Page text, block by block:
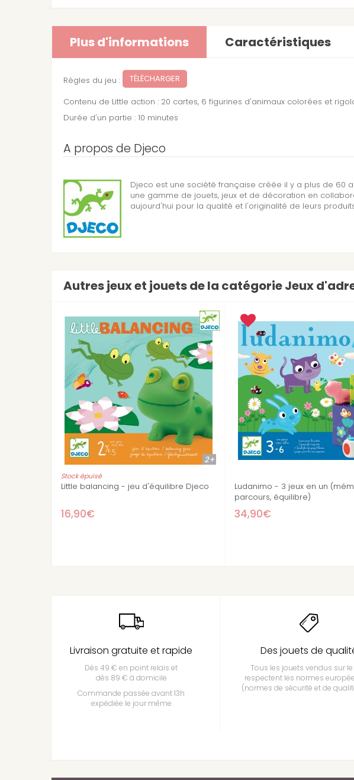
Plus d'informations Caractéristiques
Règles du jeu : TÉLÉCHARGER
Contenu de Little action : 20 cartes, 6 figurines d'animaux colorées et
Durée d'un partie : 10 minutes
A propos de Djeco
Djeco est une société française créée il y a plus de 60
une gamme de jouets, jeux et de décoration en
aujourd'hui pour la qualité et l'originalité de leurs
Autres jeux et jouets de la catégorie Jeux
3+
jeux en un (mémo,
3+
Equilibloc color Pêche à la
Livraison gratuite et rapide
Dès 49 € en point relais et
dès 89 € à domicile
Commande passée avant 13h
expédiée le jour même
Des jouets de
Tous les jouets vendus sur le
respectent les normes
(normes de sécurité et de qualité